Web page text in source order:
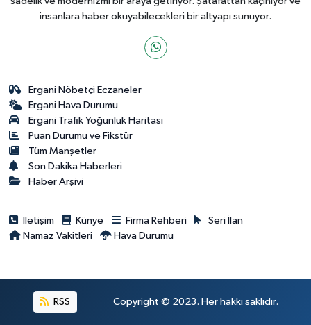
insanlara haber okuyabilecekleri bir altyapı sunuyor.
Ergani Nöbetçi Eczaneler
Ergani Hava Durumu
Ergani Trafik Yoğunluk Haritası
Puan Durumu ve Fikstür
Tüm Manşetler
Son Dakika Haberleri
Haber Arşivi
İletişim Künye Firma Rehberi
Seri İlan
Namaz Vakitleri
Hava Durumu
RSS Copyright © 2023. Her hakkı saklıdır.